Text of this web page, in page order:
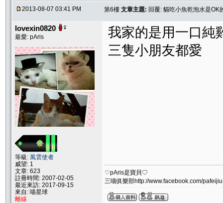
2013-08-07 03:41 PM 第6樓 文章主題: 回覆: 貓吃小魚乾泡水是OK
lovexin0820
最愛: pAris
等級: 風雲使者
威望: 1
文章: 623
註冊時間: 2007-02-05
最近來訪: 2017-09-15
來自: 喵星球
離線
我家的是用一口純
三隻小朋友都愛
♡pAris是寶貝♡
三喵俱樂部http://www.facebook.com/pafeijiu